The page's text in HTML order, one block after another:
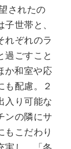
されたの
世帯と、
れぞれのラ
過ごすこと
か和室や応
も配慮。２
入り可能な
ンの隣にサ
もこだわり